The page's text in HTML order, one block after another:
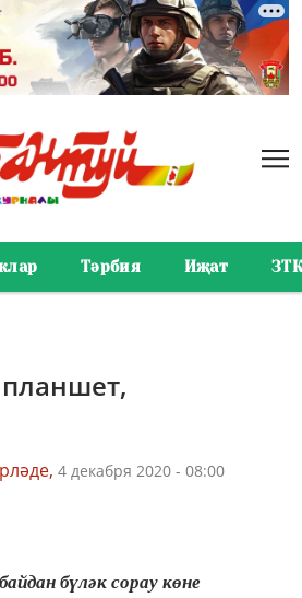
Тәрбия Иҗат ЗТК
планшет,
4 декабря 2020 - 08:00
бүләк сорау көне